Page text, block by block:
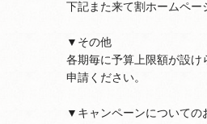
下記また来て割ホームペー
▼その他
各期毎に予算上限額が設け
申請ください。
▼キャンペーンについての